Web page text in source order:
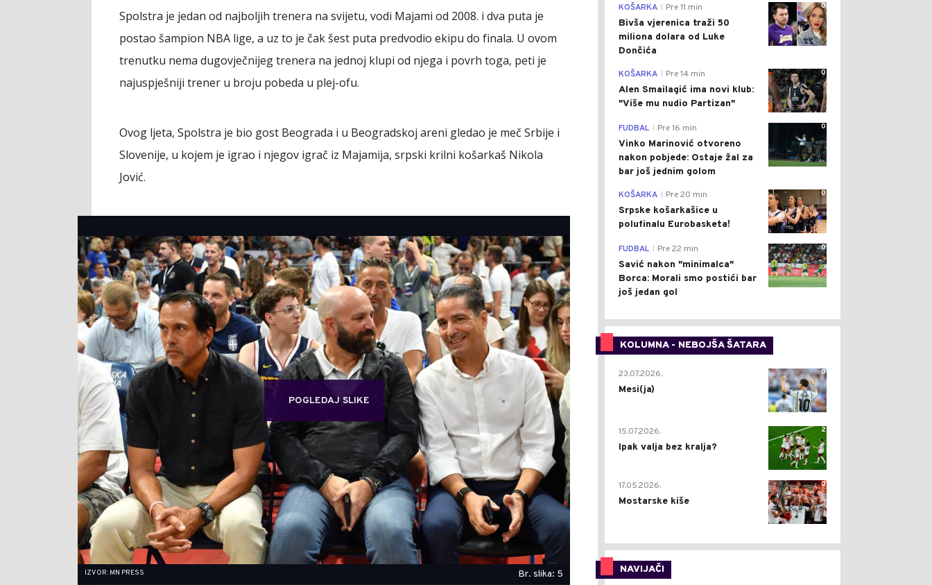
Spolstra je jedan od najboljih trenera na svijetu, vodi Majami od 2008. i dva puta je
postao šampion NBA lige, a uz to je čak šest puta predvodio ekipu do finala. U ovom
trenutku nema dugovječnijeg trenera na jednoj klupi od njega i povrh toga, peti je
najuspješniji trener u broju pobeda u plej-ofu.
Ovog ljeta, Spolstra je bio gost Beograda i u Beogradskoj areni gledao je meč Srbije i
Slovenije, u kojem je igrao i njegov igrač iz Majamija, srpski krilni košarkaš Nikola
Jović.
POGLEDAJ SLIKE
IZVOR: MN PRESS Br. slika: 5
0
KOŠARKA Pre 11 min
Bivša vjerenica traži 50
miliona dolara od Luke
Dončića
0
KOŠARKA Pre 14 min
Alen Smailagić ima novi klub:
"Više mu nudio Partizan"
0
FUDBAL Pre 16 min
Vinko Marinović otvoreno
nakon pobjede: Ostaje žal za
bar još jednim golom
0
KOŠARKA Pre 20 min
Srpske košarkašice u
polufinalu Eurobasketa!
0
FUDBAL Pre 22 min
Savić nakon "minimalca"
Borca: Morali smo postići bar
još jedan gol
KOLUMNA - NEBOJŠA ŠATARA
0
23.07.2026.
Mesi(ja)
2
15.07.2026.
Ipak valja bez kralja?
0
17.05.2026.
Mostarske kiše
NAVIJAČI